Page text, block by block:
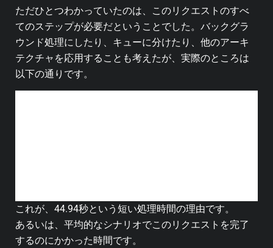
ただひとつわかっていたのは、このリクエストのすべ
てのステップが必要だということでした。バックグラ
ウンド処理にしたり、キューに分けたり、他のアーキ
テクチャを応用することも考えたが、実際のところは
以下の通りです。
これが、44.94秒という短い処理時間の理由です。
あるいは、平均的なシナリオでこのリクエストを完了
するのにかかった時間です。